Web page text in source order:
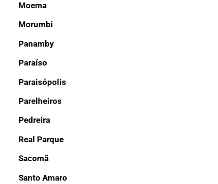
Moema
Morumbi
Panamby
Paraíso
Paraisópolis
Parelheiros
Pedreira
Real Parque
Sacomã
Santo Amaro